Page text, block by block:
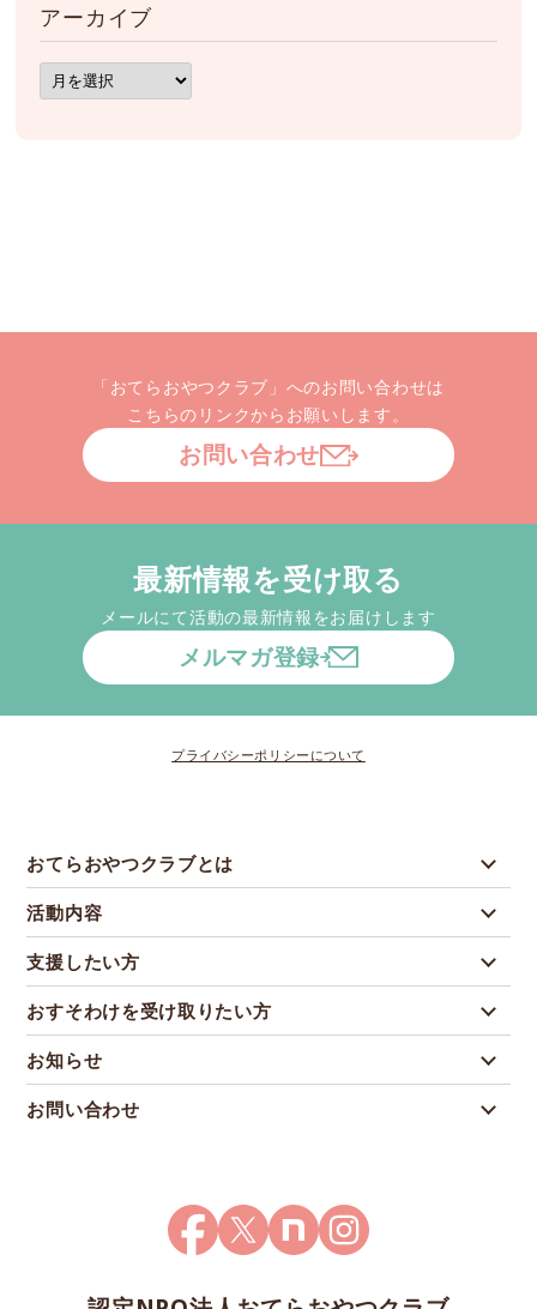
アーカイブ
ア
ー
カ
「おてらおやつクラブ」へのお問い合わせは
こちらのリンクからお願いします。
お問い合わせ
最新情報を受け取る
メールにて活動の最新情報をお届けします
メルマガ登録
プライバシーポリシーについて
おてらおやつクラブとは
活動内容
支援したい方
おすそわけを受け取りたい方
お知らせ
お問い合わせ